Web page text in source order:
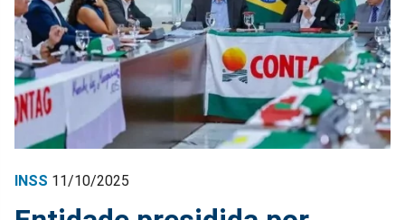
INSS 11/10/2025